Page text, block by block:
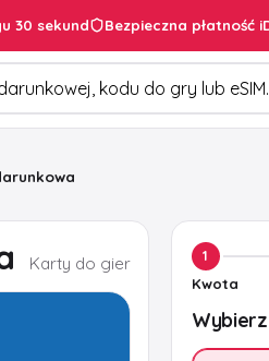
30 sekund Bezpieczna płatność
Karty do gier 1
Kwota